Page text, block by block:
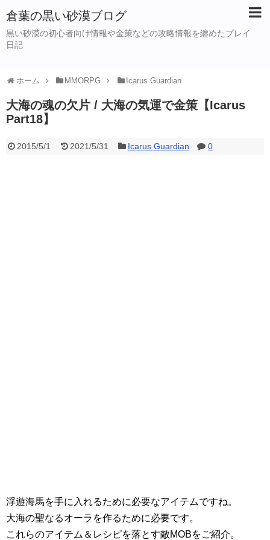
倉葉の黒い砂漠ブログ
黒い砂漠の初心者向け情報や金策などの攻略情報を纏めたプレイ
日記
ホーム MMORPG Icarus Guardian
大海の魂の欠片 / 大海の気運で金策【Icarus
Part18】
2015/5/1 2021/5/31 Icarus Guardian 0
浮遊海馬を手に入れるために必要なアイテムですね。
大海の聖なるオーラを作るために必要です。
これらのアイテム＆レシピを落とす敵MOBをご紹介。